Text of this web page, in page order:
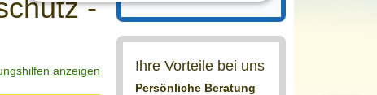
-
anzeigen Ihre Vorteile bei uns
Persönliche Beratung